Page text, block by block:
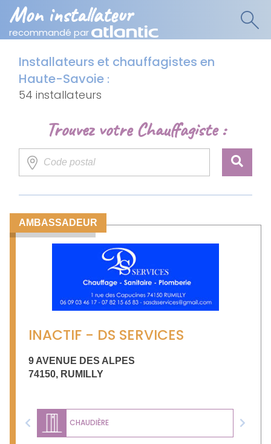
Mon installateur
recommandé par
Installateurs et chauffagistes en
Haute-Savoie :
54 installateurs
Trouvez votre Chauffagiste :
AMBASSADEUR
INACTIF - DS SERVICES
9 AVENUE DES ALPES
74150, RUMILLY
CHAUDIÈRE
Previous Next